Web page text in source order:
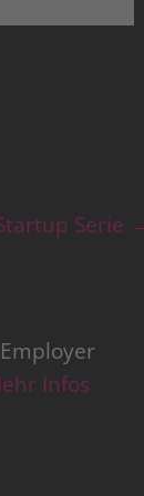
Serie
Infos